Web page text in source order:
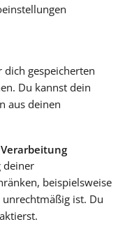
dich gespeicherten
Du kannst dein
aus deinen
deiner
beispielsweise
ist. Du